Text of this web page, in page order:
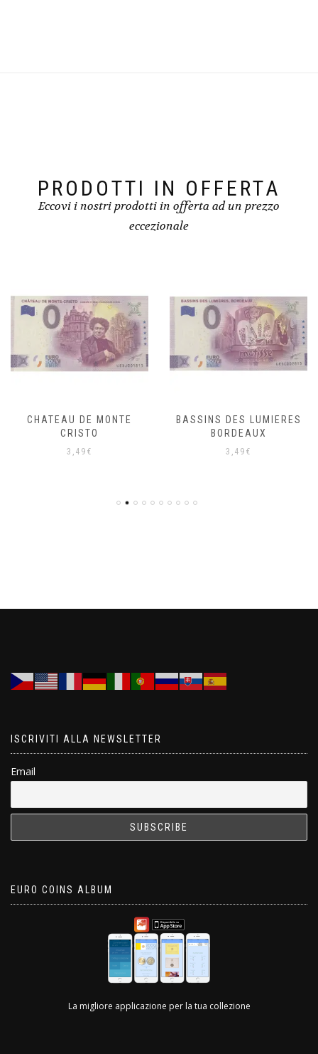
PRODOTTI IN OFFERTA
Eccovi i nostri prodotti in offerta ad un prezzo
eccezionale
CHATEAU DE MONTE
CRISTO
3,49 €
BASSINS DES LUMIERES
BORDEAUX
3,49 €
ISCRIVITI ALLA NEWSLETTER
Email
EURO COINS ALBUM
La migliore applicazione per la tua collezione